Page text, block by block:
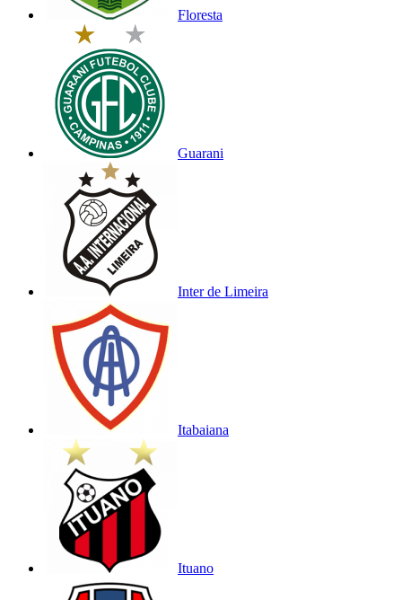
Floresta
Guarani
Inter de Limeira
Itabaiana
Ituano